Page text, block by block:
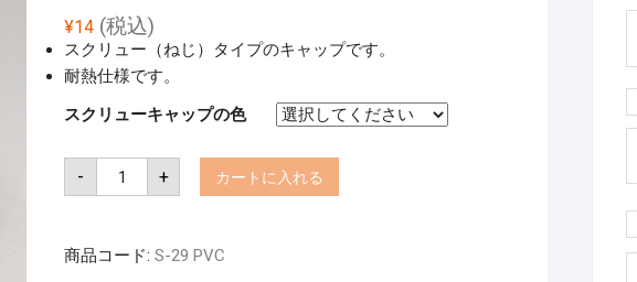
¥14 (税込)
スクリュー（ねじ）タイプのキャップです。
耐熱仕様です。
スクリューキャップの色
-
PP30STD
耐
ジ
キ
+ カートに入れる
商品コード: S-29 PVC